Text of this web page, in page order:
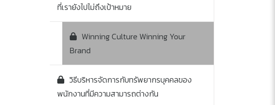
ที่เรายังไปไม่ถึงเป้าหมาย
Winning Culture Winning Your
Brand
วิธีบริหารจัดการกับทรัพยากรบุคคลของ
พนักงานที่มีความสามารถต่างกัน